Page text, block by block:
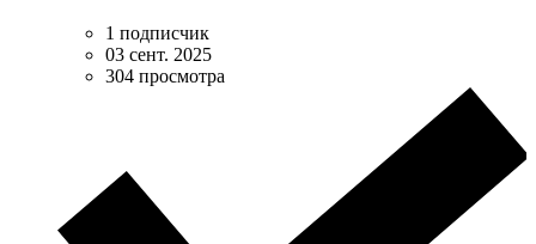
1 подписчик
03 сент. 2025
304 просмотра